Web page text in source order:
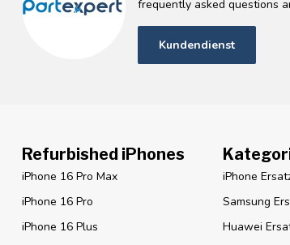
frequently asked questions
Kundendienst
Refurbished iPhones
iPhone 16 Pro Max
iPhone 16 Pro
iPhone 16 Plus
iPhone
Samsung
Huawei